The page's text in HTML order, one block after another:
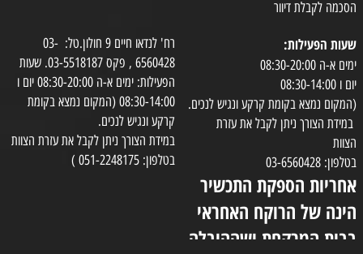
הסכמה לקבלת דיוור
שעות הפעילות:
ימים א-ה 08:30-20:00
יום ו 08:30-14:00
(המקום נמצא בקומת קרקע ונגיש לנכים.
במידת הצורך ניתן לקבל את עזרת
הצוות
בטלפון: 03-6560428
אחריות הספקת התכשיר
הינה של הרוקח האחראי
בבית המרקחת ושההובלה
רח' לנדאו חיים 9 חולון.טל: 03-
6560428 , פקס 03-5518187. שעות
הפעילות: ימים א-ה 08:30-20:00 יום ו
08:30-14:00 (המקום נמצא בקומת
קרקע ונגיש לנכים.
במידת הצורך ניתן לקבל את עזרת הצוות
בטלפון: 051-2248175 )